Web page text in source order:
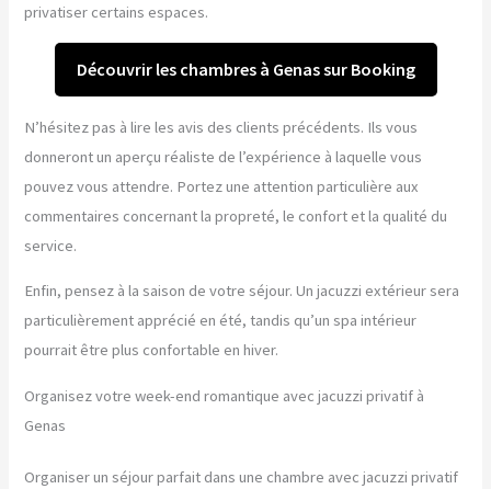
privatiser certains espaces.
Découvrir les chambres à Genas sur Booking
N’hésitez pas à lire les avis des clients précédents. Ils vous
donneront un aperçu réaliste de l’expérience à laquelle vous
pouvez vous attendre. Portez une attention particulière aux
commentaires concernant la propreté, le confort et la qualité du
service.
Enfin, pensez à la saison de votre séjour. Un jacuzzi extérieur sera
particulièrement apprécié en été, tandis qu’un spa intérieur
pourrait être plus confortable en hiver.
Organisez votre week-end romantique avec jacuzzi privatif à
Genas
Organiser un séjour parfait dans une chambre avec jacuzzi privatif